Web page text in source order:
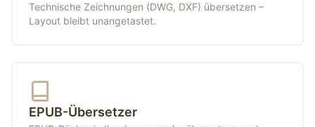
Technische Zeichnungen (DWG, DXF) übersetzen –
Layout bleibt unangetastet.
EPUB-Übersetzer